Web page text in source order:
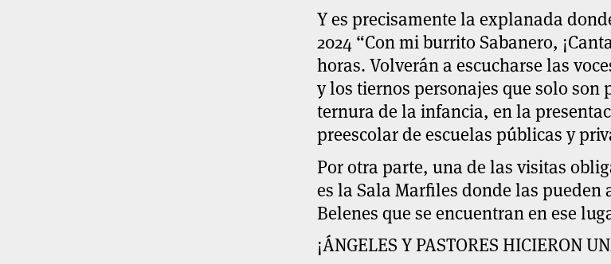
Y es precisamente la explanada
2024 “Con mi burrito Sabanero,
horas. Volverán a escucharse las
y los tiernos personajes que solo
ternura de la infancia, en la
preescolar de escuelas públicas y
Por otra parte, una de las visitas
es la Sala Marfiles donde las
Belenes que se encuentran en ese
¡ÁNGELES Y PASTORES HICIERON